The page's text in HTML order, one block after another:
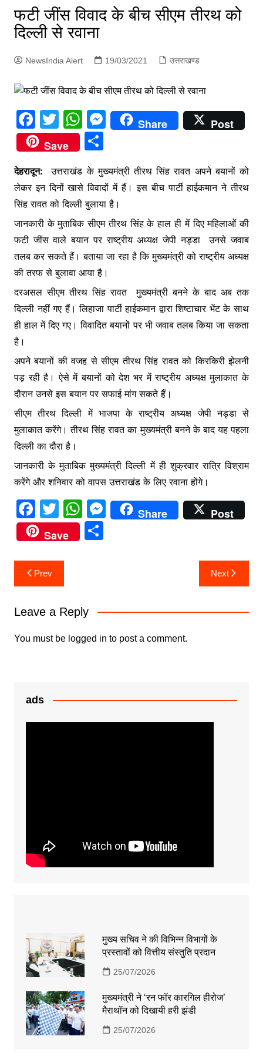
फटी जींस विवाद के बीच सीएम तीरथ को
दिल्ली से रवाना
NewsIndia Alert 19/03/2021 उत्तराखण्ड
F
a
c
e
b
o
o
k
T
w
itt
er
W
h
at
s
A
p
p
M
e
s
e
n
g
er
Share
Post
Save
S
ar
e
देहरादून: उत्तराखंड के मुख्यमंत्री तीरथ सिंह रावत अपने बयानों को
लेकर इन दिनों खासे विवादों में हैं। इस बीच पार्टी हाईकमान ने तीरथ
सिंह रावत को दिल्ली बुलाया है।
जानकारी के मुताबिक सीएम तीरथ सिंह के हाल ही में दिए महिलाओं की
फटी जींस वाले बयान पर राष्ट्रीय अध्यक्ष जेपी नड्डा उनसे जवाब
तलब कर सकते हैं। बताया जा रहा है कि मुख्यमंत्री को राष्ट्रीय अध्यक्ष
की तरफ से बुलावा आया है।
दरअसल सीएम तीरथ सिंह रावत मुख्यमंत्री बनने के बाद अब तक
दिल्ली नहीं गए हैं। लिहाजा पार्टी हाईकमान द्वारा शिष्टाचार भेंट के साथ
ही हाल में दिए गए। विवादित बयानों पर भी जवाब तलब किया जा सकता
है।
अपने बयानों की वजह से सीएम तीरथ सिंह रावत को किरकिरी झेलनी
पड़ रही है। ऐसे में बयानों को देश भर में राष्ट्रीय अध्यक्ष मुलाकात के
दौरान उनसे इस बयान पर सफाई मांग सकते हैं।
सीएम तीरथ दिल्ली में भाजपा के राष्ट्रीय अध्यक्ष जेपी नड्डा से
मुलाकात करेंगे। तीरथ सिंह रावत का मुख्यमंत्री बनने के बाद यह पहला
दिल्ली का दौरा है।
जानकारी के मुताबिक मुख्यमंत्री दिल्ली में ही शुक्रवार रात्रि विश्राम
करेंगे और शनिवार को वापस उत्तराखंड के लिए रवाना होंगे।
F
a
c
e
b
o
k
T
w
itt
er
W
h
at
p
p
M
e
er
Share
Post
Save
S
Post
navigation
Prev Next
Leave a Reply
You must be logged in to post a comment.
ads
मुख्य सचिव ने की विभिन्न विभागों के
प्रस्तावों को वित्तीय संस्तुति प्रदान
25/07/2026
मुख्यमंत्री ने ‘रन फॉर कारगिल हीरोज’
मैराथॉन को दिखायी हरी झंडी
25/07/2026
g